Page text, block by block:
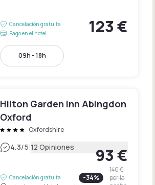
Cancelación gratuita
Pago en el hotel
123 €
09h - 18h
Hilton Garden Inn Abingdon
Oxford
Oxfordshire
4.3/5|12 Opiniones
Cancelación gratuita
93 €
-34%
140 €
por la